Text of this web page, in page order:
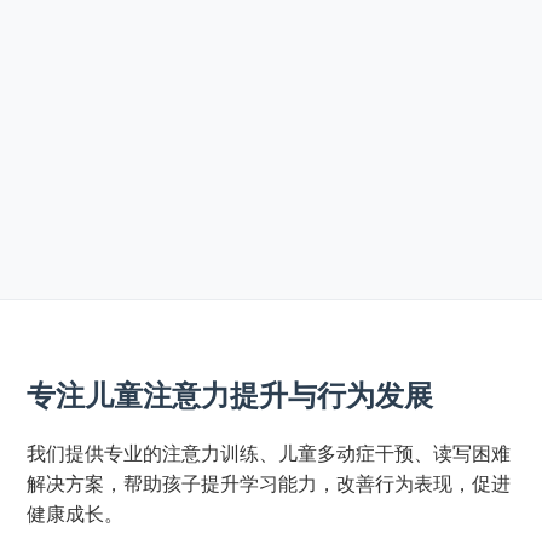
专注儿童注意力提升与行为发展
我们提供专业的注意力训练、儿童多动症干预、读写困难
解决方案，帮助孩子提升学习能力，改善行为表现，促进
健康成长。